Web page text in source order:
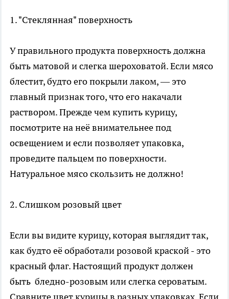
1. "Стеклянная" поверхность
У правильного продукта поверхность должна
быть матовой и слегка шероховатой. Если мясо
блестит, будто его покрыли лаком, — это
главный признак того, что его накачали
раствором. Прежде чем купить курицу,
посмотрите на неё внимательнее под
освещением и если позволяет упаковка,
проведите пальцем по поверхности.
Натуральное мясо скользить не должно!
2. Слишком розовый цвет
Если вы видите курицу, которая выглядит так,
как будто её обработали розовой краской - это
красный флаг. Настоящий продукт должен
быть бледно-розовым или слегка сероватым.
Сравните цвет курицы в разных упаковках. Если